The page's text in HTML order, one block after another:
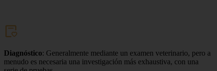
Diagnóstico: Generalmente mediante un examen veterinario, pero a
menudo es necesaria una investigación más exhaustiva, con una